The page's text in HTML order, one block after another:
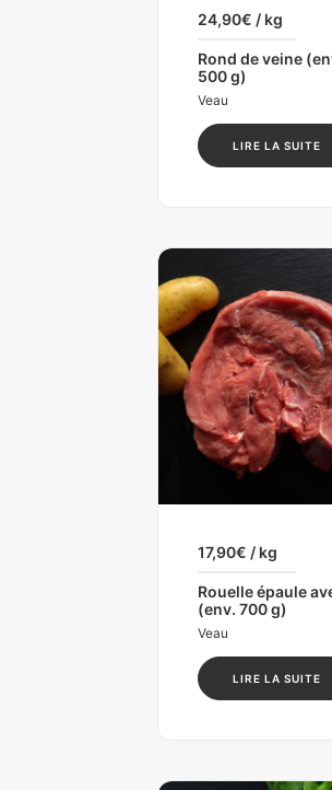
24,90€ / kg
Rond de veine
500 g)
Veau
LIRE LA SUITE
17,90€ / kg
Rouelle épaule
(env. 700 g)
Veau
LIRE LA SUITE